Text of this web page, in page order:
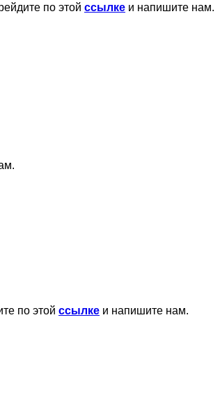
по этой ссылке и напишите нам.
по этой ссылке и напишите нам.